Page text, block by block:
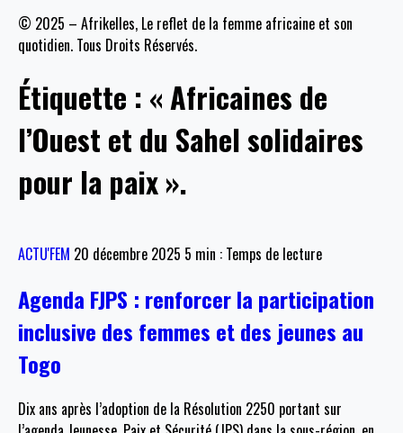
© 2025 – Afrikelles, Le reflet de la femme africaine et son
quotidien. Tous Droits Réservés.
Étiquette : « Africaines de
l’Ouest et du Sahel solidaires
pour la paix ».
ACTU'FEM 20 décembre 2025 5 min : Temps de lecture
Agenda FJPS : renforcer la participation
inclusive des femmes et des jeunes au
Togo
Dix ans après l’adoption de la Résolution 2250 portant sur